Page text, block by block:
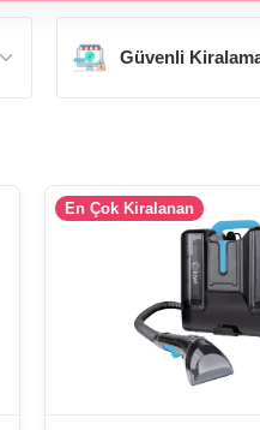
Güvenli
En Çok Kiralanan